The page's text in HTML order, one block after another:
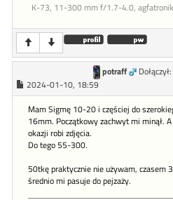
K-73, 11-300 mm f/1.7-4.0,
potraff
2024-01-10, 18:59
Mam Sigmę 10-20 i częściej do
16mm. Początkowy zachwyt mi minął.
okazji robi zdjęcia.
Do tego 55-300.
50tkę praktycznie nie używam, czasem
średnio mi pasuje do pejzaży.